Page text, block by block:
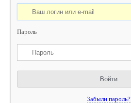
Пароль
Забыли пароль?